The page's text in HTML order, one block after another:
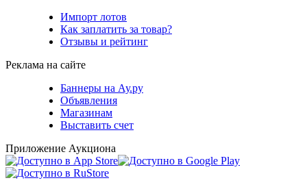
Импорт лотов
Как заплатить за товар?
Отзывы и рейтинг
Реклама на сайте
Баннеры на Ау.ру
Объявления
Магазинам
Выставить счет
Приложение Аукциона